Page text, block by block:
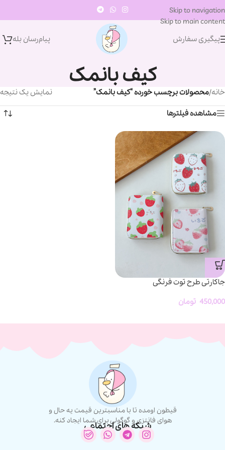
Skip to navigation
Skip to main content
پیگیری سفارش
پیام‌رسان‌ بله
کیف بانمک
خانه/محصولات برچسب خورده “کیف بانمک” نمایش یک نتیجه
مشاهده فیلترها
جاکارتی طرح توت فرنگی
450,000 تومان
قیطون اومده تا با مناسبترین قیمت یه حال و
هوای فانتزی و گوگولی برای شما ایجاد کنه.
شبکه های اجتماعی